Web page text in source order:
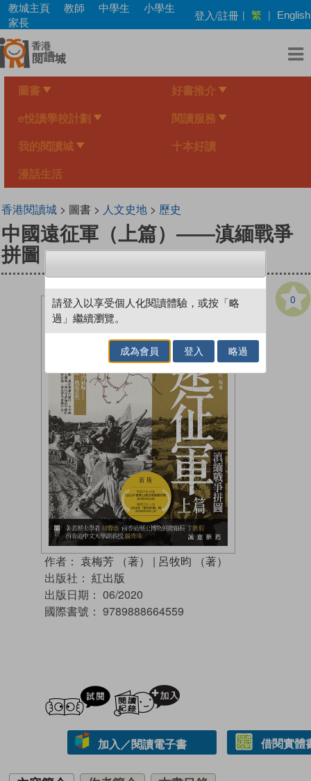
Skip
main
content
教城主頁 教師 中學生
小學生
家長
登入/註冊 | 繁 | English
圖書 好書推介
e悅讀學校計劃 閱讀服務
我的閱讀城 十本好讀
漫話生活
香港閱讀城> 圖書 > 人文史地> 歷史
中國遠征軍（上篇）——滇緬戰爭
拼圖
0
作者： 袁梅芳 （著） | 呂牧昀 （著）
出版社： 紅出版
出版日期： 06/2020
國際書號： 9789888664559
試閲
加入／閱讀電子書 借閱實體
請登入以享受個人化閱讀體驗，或按「略
過」繼續瀏覽。
成為會員 登入 略過